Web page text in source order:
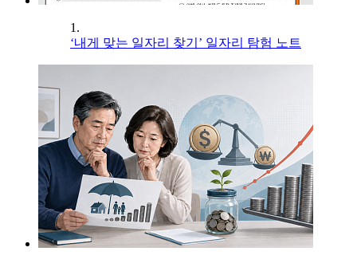
1.
‘내게 맞는 일자리 찾기’ 일자리 탐험 노트